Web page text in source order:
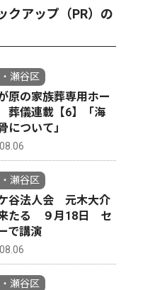
クアップ（PR）の
瀬谷区
原の家族葬専用ホー
儀連載【6】「海
について」
瀬谷区
谷法人会 元木大介
たる ９月18日 セ
で講演
瀬谷区